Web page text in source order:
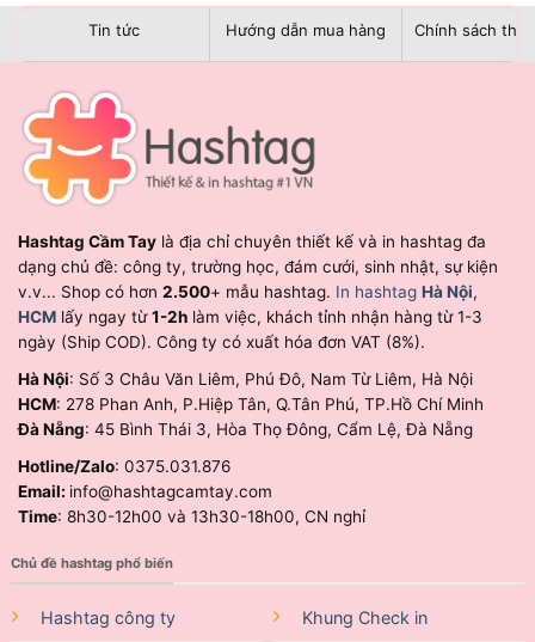
Tin tức Hướng dẫn mua hàng Chính sách
Hashtag Cầm Tay là địa chỉ chuyên thiết kế và in hashtag đa
dạng chủ đề: công ty, trường học, đám cưới, sinh nhật, sự kiện
v.v... Shop có hơn 2.500+ mẫu hashtag. In hashtag Hà Nội,
HCM lấy ngay từ1-2h làm việc, khách tỉnh nhận hàng từ 1-3
ngày (Ship COD). Công ty có xuất hóa đơn VAT (8%).
Hà Nội: Số 3 Châu Văn Liêm, Phú Đô, Nam Từ Liêm, Hà Nội
HCM: 278 Phan Anh, P.Hiệp Tân, Q.Tân Phú, TP.Hồ Chí Minh
Đà Nẵng: 45 Bình Thái 3, Hòa Thọ Đông, Cẩm Lệ, Đà Nẵng
Hotline/Zalo: 0375.031.876
Email: info@hashtagcamtay.com
Time: 8h30-12h00 và 13h30-18h00, CN nghỉ
Chủ đề hashtag phổ biến
Hashtag công ty Khung Check in